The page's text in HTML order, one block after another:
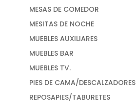
MESAS DE COMEDOR
MESITAS DE NOCHE
MUEBLES AUXILIARES
MUEBLES BAR
MUEBLES TV.
PIES DE CAMA/DESCALZADORES
REPOSAPIES/TABURETES